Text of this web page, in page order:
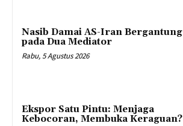
Nasib Damai AS-Iran Bergantung
pada Dua Mediator
Rabu, 5 Agustus 2026
Ekspor Satu Pintu: Menjaga
Kebocoran, Membuka Keraguan?